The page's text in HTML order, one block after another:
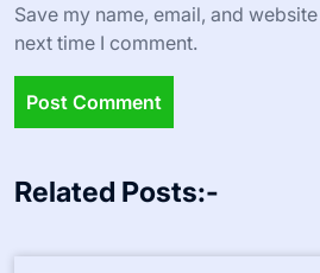
Save my name, email, and
next time I comment.
Related Posts:-